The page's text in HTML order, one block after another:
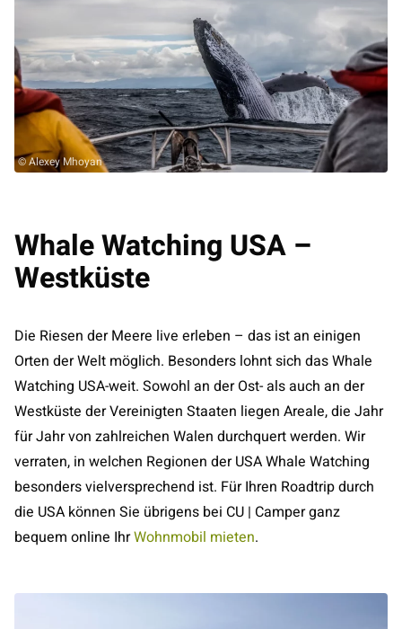
© Alexey Mhoyan
Whale Watching USA –
Westküste
Die Riesen der Meere live erleben – das ist an einigen
Orten der Welt möglich. Besonders lohnt sich das Whale
Watching USA-weit. Sowohl an der Ost- als auch an der
Westküste der Vereinigten Staaten liegen Areale, die Jahr
für Jahr von zahlreichen Walen durchquert werden. Wir
verraten, in welchen Regionen der USA Whale Watching
besonders vielversprechend ist. Für Ihren Roadtrip durch
die USA können Sie übrigens bei CU | Camper ganz
bequem online IhrWohnmobil mieten.